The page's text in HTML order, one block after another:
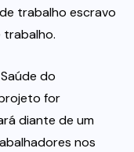
trabalho escravo
trabalho.
do
for
diante de um
nos